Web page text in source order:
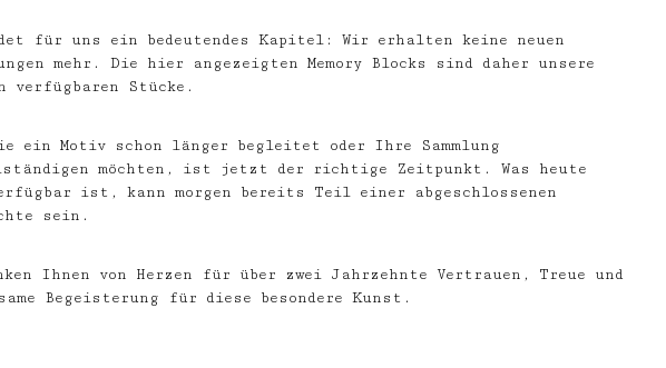
für uns ein bedeutendes Kapitel: Wir erhalten keine neuen
mehr. Die hier angezeigten Memory Blocks sind daher unsere
verfügbaren Stücke.
ein Motiv schon länger begleitet oder Ihre Sammlung
möchten, ist jetzt der richtige Zeitpunkt. Was heute
ist, kann morgen bereits Teil einer abgeschlossenen
sein.
Ihnen von Herzen für über zwei Jahrzehnte Vertrauen, Treue und
Begeisterung für diese besondere Kunst.